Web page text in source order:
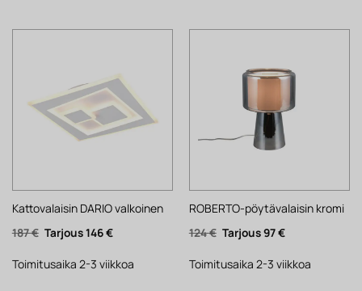
Kattovalaisin DARIO valkoinen
187€ Alkuperäinen
hinta
187 €.
146€Nykyinen
146 €.
Toimitusaika 2-3 viikkoa
ROBERTO-pöytävalaisin kromi
124€ Alkuperäinen
hinta
124 €.
97€Nykyinen
97 €.
Toimitusaika 2-3 viikkoa